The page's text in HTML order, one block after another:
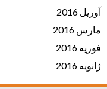
آوریل 2016
مارس 2016
فوریه 2016
ژانویه 2016